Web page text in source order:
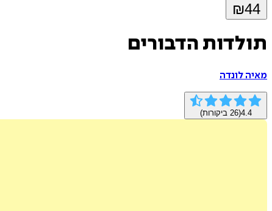
₪44
תולדות הדבורים
מאיה לונדה
4.4
(
26 ביקורות)